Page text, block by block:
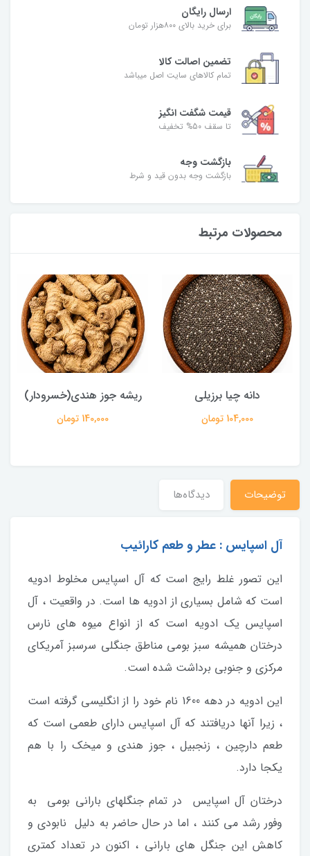
ارسال رایگان
برای خرید بالای ۸۰۰هزار تومان
تضمین اصالت کالا
تمام کالاهای سایت اصل میباشد
قیمت شگفت انگیز
تا سقف 50% تخفیف
بازگشت وجه
بازگشت وجه بدون قید و شرط
محصولات مرتبط
دانه چیا برزیلی
104,000 تومان
ریشه جوز هندی(خسرودار)
140,000 تومان
توضیحات دیدگاه‌ها
آل اسپایس : عطر و طعم کارائیب
این تصور غلط رایج است که آل اسپایس مخلوط ادویه
است که شامل بسیاری از ادویه ها است. در واقعیت ، آل
اسپایس یک ادویه است که از انواع میوه های نارس
درختان همیشه سبز بومی مناطق جنگلی سرسبز آمریکای
مرکزی و جنوبی برداشت شده است.
این ادویه در دهه 1600 نام خود را از انگلیسی گرفته است
، زیرا آنها دریافتند که آل اسپایس دارای طعمی است که
طعم دارچین ، زنجبیل ، جوز هندی و میخک را با هم
یکجا دارد.
درختان آل اسپایس در تمام جنگلهای بارانی بومی به
وفور رشد می کنند ، اما در حال حاضر به دلیل نابودی و
کاهش این جنگل های بارانی ، اکنون در تعداد کمتری